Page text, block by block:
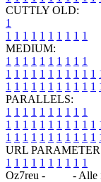
CUTTLY OLD:
1
1 1 1 1 1 1 1 1 1 1
MEDIUM:
1 1 1 1 1 1 1 1 1 1
1 1 1 1 1 1 1 1 1 1 1
1 1 1 1 1 1 1 1 1 1 1
PARALLELS:
1 1 1 1 1 1 1 1 1 1
1 1 1 1 1 1 1 1 1 1 1
1 1 1 1 1 1 1 1 1 1 1
URL
1 1 1 1 1 1 1 1 1 1
Oz7reu -
- Alle